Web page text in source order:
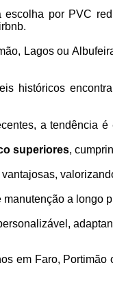
por PVC
Lagos ou
históricos
a tendência
superiores,
a longo
em Faro,